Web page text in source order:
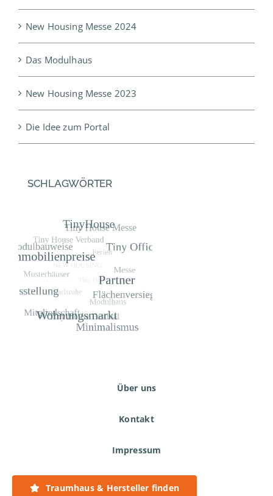
New Housing Messe 2024
Das Modulhaus
New Housing Messe 2023
Die Idee zum Portal
SCHLAGWÖRTER
Traumhaus & Hersteller finden
Über uns
Kontakt
Impressum